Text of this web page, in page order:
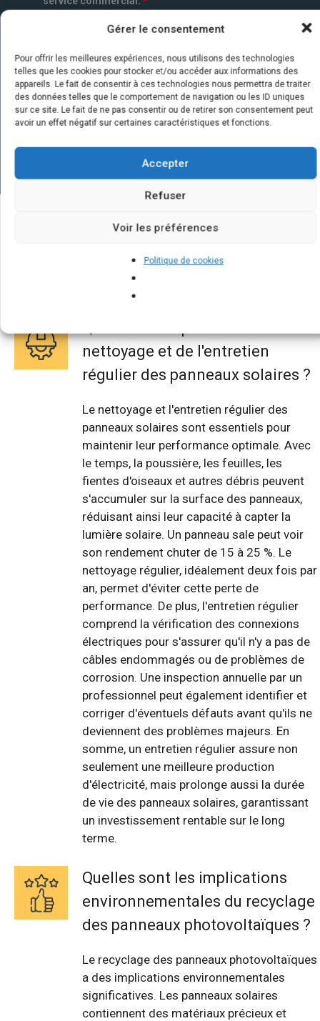
Gérer le consentement
Pour offrir les meilleures expériences, nous utilisons des technologies
telles que les cookies pour stocker et/ou accéder aux informations des
appareils. Le fait de consentir à ces technologies nous permettra de traiter
des données telles que le comportement de navigation ou les ID uniques
sur ce site. Le fait de ne pas consentir ou de retirer son consentement peut
avoir un effet négatif sur certaines caractéristiques et fonctions.
Accepter
Refuser
Voir les préférences
Politique de cookies
Quelques infos sur nos centrales
solaires : questions et réponses
nettoyage et de l'entretien
régulier des panneaux solaires ?
Le nettoyage et l'entretien régulier des
panneaux solaires sont essentiels pour
maintenir leur performance optimale. Avec
le temps, la poussière, les feuilles, les
fientes d'oiseaux et autres débris peuvent
s'accumuler sur la surface des panneaux,
réduisant ainsi leur capacité à capter la
lumière solaire. Un panneau sale peut voir
son rendement chuter de 15 à 25 %. Le
nettoyage régulier, idéalement deux fois par
an, permet d'éviter cette perte de
performance. De plus, l'entretien régulier
comprend la vérification des connexions
électriques pour s'assurer qu'il n'y a pas de
câbles endommagés ou de problèmes de
corrosion. Une inspection annuelle par un
professionnel peut également identifier et
corriger d'éventuels défauts avant qu'ils ne
deviennent des problèmes majeurs. En
somme, un entretien régulier assure non
seulement une meilleure production
d'électricité, mais prolonge aussi la durée
de vie des panneaux solaires, garantissant
un investissement rentable sur le long
terme.
Quelles sont les implications
environnementales du recyclage
des panneaux photovoltaïques ?
Le recyclage des panneaux photovoltaïques
a des implications environnementales
significatives. Les panneaux solaires
contiennent des matériaux précieux et